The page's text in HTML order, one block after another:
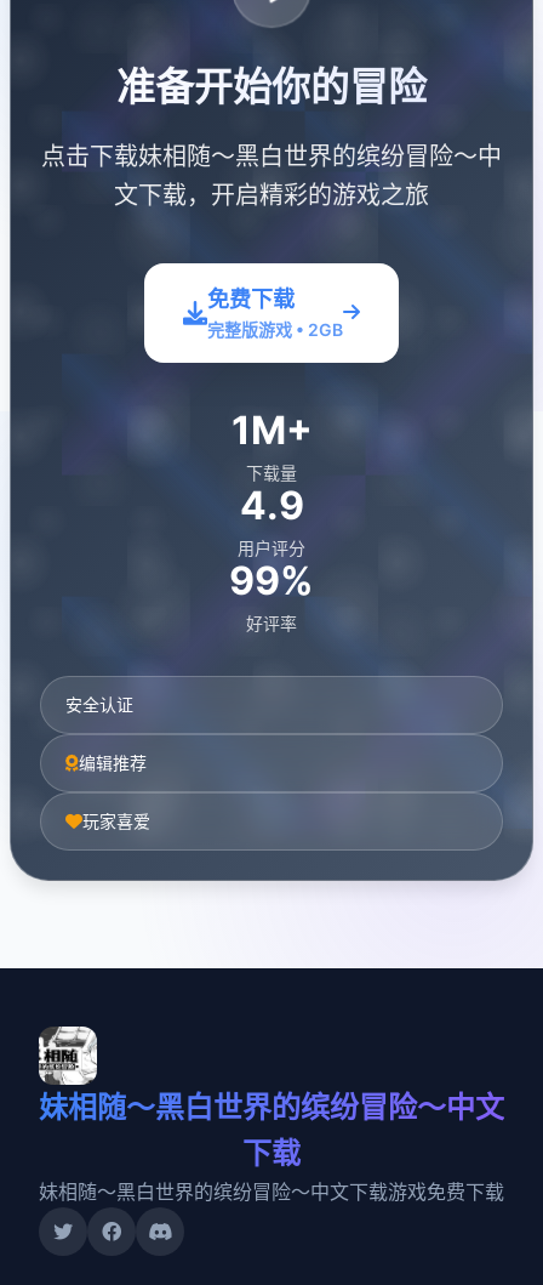
准备开始你的冒险
点击下载妹相随～黑白世界的缤纷冒险～中
文下载，开启精彩的游戏之旅
免费下载
完整版游戏 • 2GB
1M+
下载量
4.9
用户评分
99%
好评率
安全认证
编辑推荐
玩家喜爱
妹相随～黑白世界的缤纷冒险～中文
下载
妹相随～黑白世界的缤纷冒险～中文下载游戏免费下载